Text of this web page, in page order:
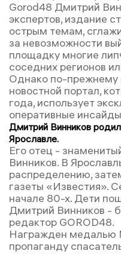
Gorod48 Дмитрий
экспертов, издание
острым темам,
за невозможности
площадку многие
соседних регионов
Однако по-прежнему
новостной портал,
года, использует
оперативные
Дмитрий Винников
Ярославле.
Его отец -
Винников. В
распределению,
газеты «Известия».
начале 80-х. Дети
Дмитрий Винников -
редактор GOROD48.
Награжден медалью
пропаганду